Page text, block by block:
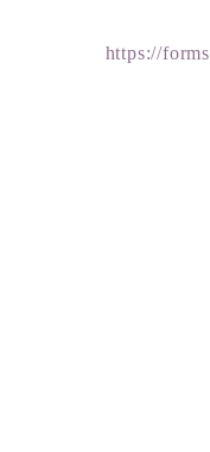
https://